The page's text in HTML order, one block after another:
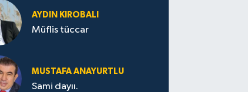
AYDIN KIROBALI
Müflis tüccar
MUSTAFA ANAYURTLU
Sami dayıı.